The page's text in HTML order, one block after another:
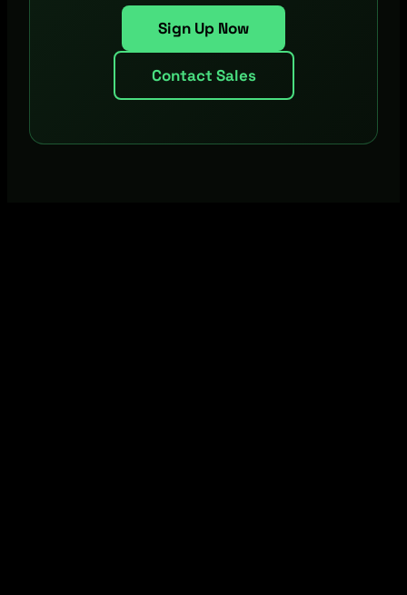
Sign Up Now
Contact Sales